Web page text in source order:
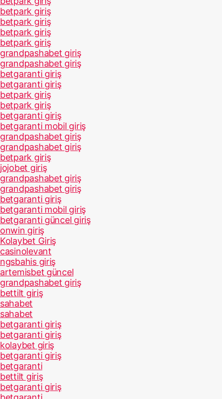
betpark giriş
betpark giriş
betpark giriş
betpark giriş
grandpashabet giriş
grandpashabet giriş
betgaranti giriş
betgaranti giriş
betpark giriş
betpark giriş
betgaranti giriş
betgaranti mobil giriş
grandpashabet giriş
grandpashabet giriş
betpark giriş
jojobet giriş
grandpashabet giriş
grandpashabet giriş
betgaranti giriş
betgaranti mobil giriş
betgaranti güncel giriş
onwin giriş
Kolaybet Giriş
casinolevant
ngsbahis giriş
artemisbet güncel
grandpashabet giriş
bettilt giriş
sahabet
sahabet
betgaranti giriş
betgaranti giriş
kolaybet giriş
betgaranti giriş
betgaranti
bettilt giriş
betgaranti giriş